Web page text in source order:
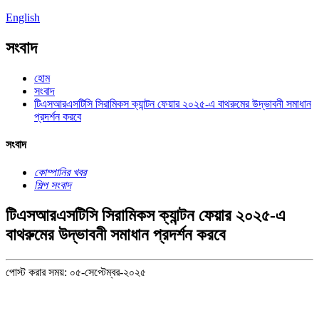
English
সংবাদ
হোম
সংবাদ
টিএসআরএসটিসি সিরামিকস ক্যান্টন ফেয়ার ২০২৫-এ বাথরুমের উদ্ভাবনী সমাধান
প্রদর্শন করবে
সংবাদ
কোম্পানির খবর
শিল্প সংবাদ
টিএসআরএসটিসি সিরামিকস ক্যান্টন ফেয়ার ২০২৫-এ
বাথরুমের উদ্ভাবনী সমাধান প্রদর্শন করবে
পোস্ট করার সময়: ০৫-সেপ্টেম্বর-২০২৫